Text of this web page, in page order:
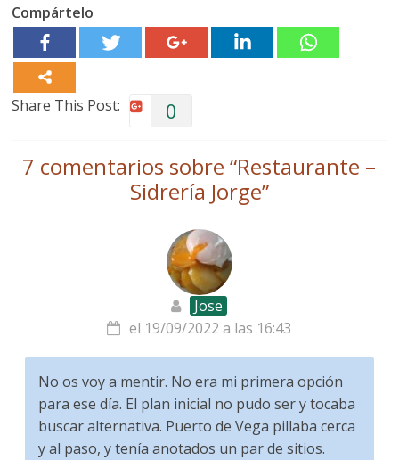
Compártelo
Share This Post: 0
7 comentarios sobre “Restaurante –
Sidrería Jorge”
Jose
el 19/09/2022 a las 16:43
No os voy a mentir. No era mi primera opción
para ese día. El plan inicial no pudo ser y tocaba
buscar alternativa. Puerto de Vega pillaba cerca
y al paso, y tenía anotados un par de sitios.